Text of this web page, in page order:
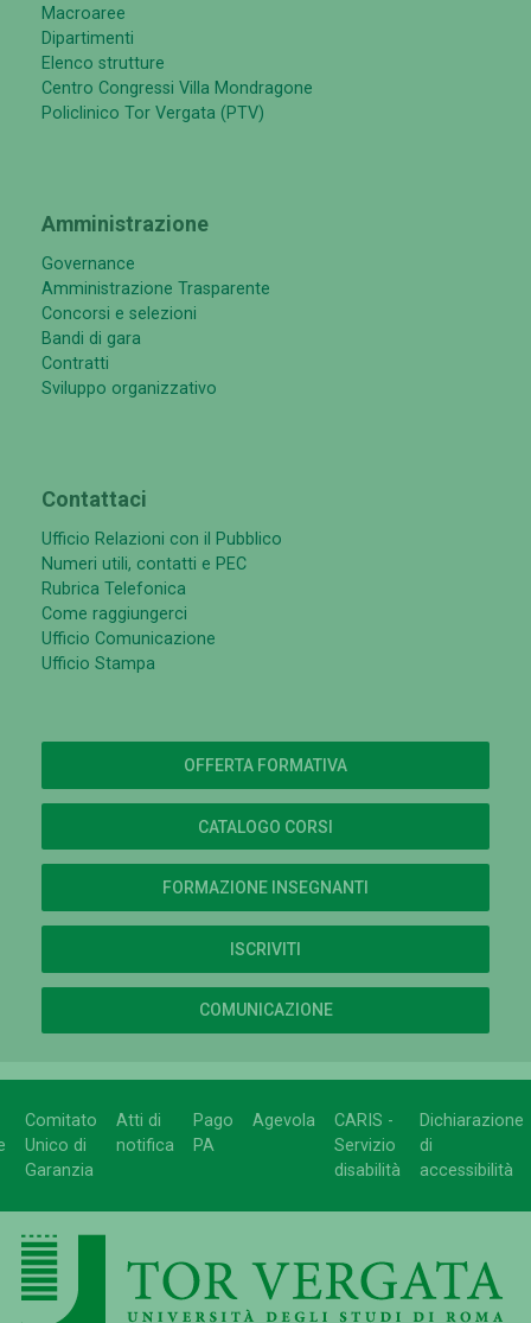
Macroaree
Dipartimenti
Elenco strutture
Centro Congressi Villa Mondragone
Policlinico Tor Vergata (PTV)
Amministrazione
Governance
Amministrazione Trasparente
Concorsi e selezioni
Bandi di gara
Contratti
Sviluppo organizzativo
Contattaci
Ufficio Relazioni con il Pubblico
Numeri utili, contatti e PEC
Rubrica Telefonica
Come raggiungerci
Ufficio Comunicazione
Ufficio Stampa
OFFERTA FORMATIVA
CATALOGO CORSI
FORMAZIONE INSEGNANTI
ISCRIVITI
COMUNICAZIONE
Comitato
Unico di
Garanzia
Atti di
notifica
Pago
PA
Agevola
CARIS -
Servizio
disabilità
Dichiarazione
di
accessibilità